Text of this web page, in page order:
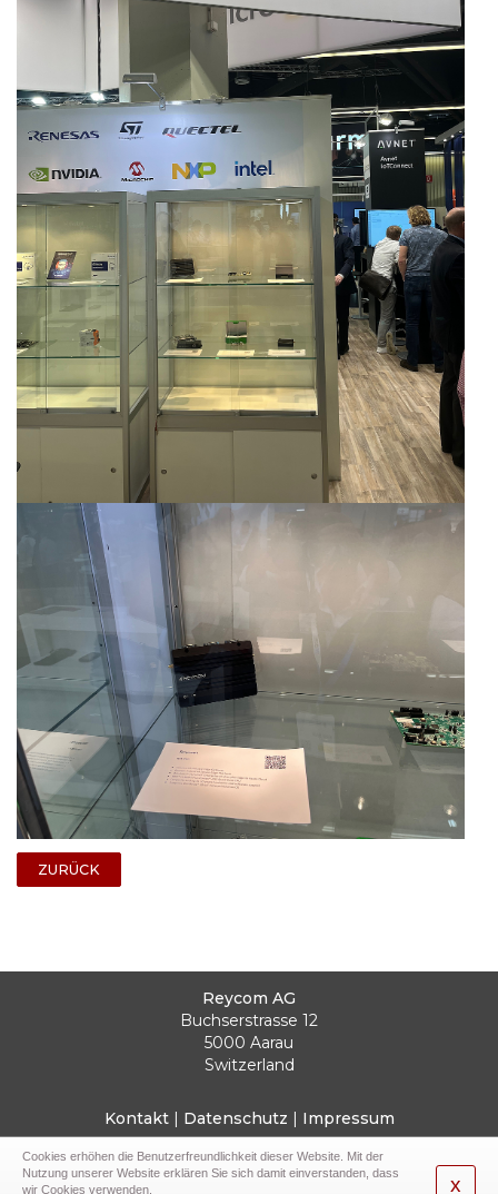
ZURÜCK
Reycom AG
Buchserstrasse 12
5000 Aarau
Switzerland
Kontakt| Datenschutz Impressum
E-Mail
Cookies erhöhen die Benutzerfreundlichkeit dieser Website. Mit der
Nutzung unserer Website erklären Sie sich damit einverstanden, dass
wir Cookies verwenden.
x